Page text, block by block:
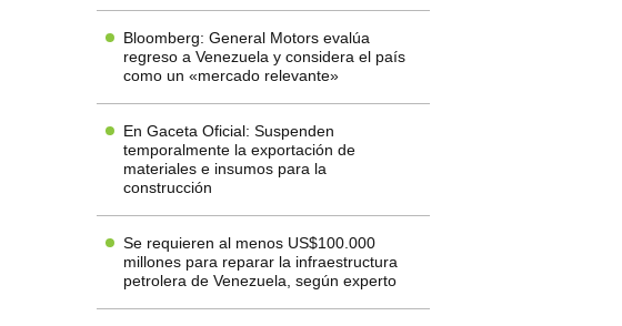
Bloomberg: General Motors evalúa
regreso a Venezuela y considera el país
como un «mercado relevante»
En Gaceta Oficial: Suspenden
temporalmente la exportación de
materiales e insumos para la
construcción
Se requieren al menos US$100.000
millones para reparar la infraestructura
petrolera de Venezuela, según experto